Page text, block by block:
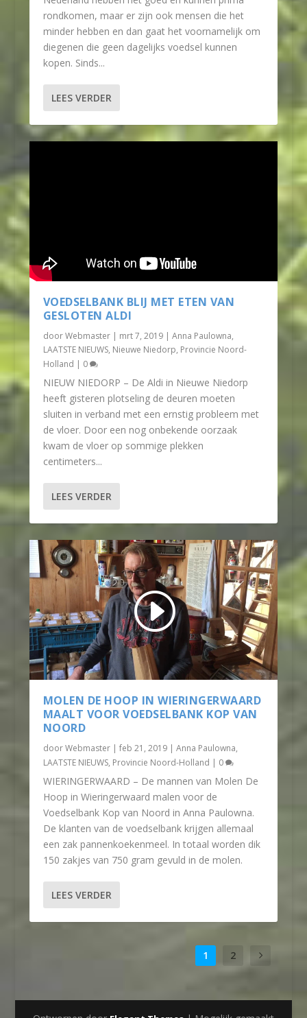
rondkomen, maar er zijn ook mensen die het
minder hebben en dan gaat het voornamelijk om
diegenen die geen dagelijks voedsel kunnen
kopen. Sinds...
LEES VERDER
VOEDSELBANK BLIJ MET ETEN VAN
GESLOTEN ALDI
doorWebmaster| mrt 7, 2019| Anna Paulowna,
LAATSTE NIEUWS, Nieuwe Niedorp, Provincie Noord-
Holland | 0
NIEUW NIEDORP – De Aldi in Nieuwe Niedorp
heeft gisteren plotseling de deuren moeten
sluiten in verband met een ernstig probleem met
de vloer. Door een nog onbekende oorzaak
kwam de vloer op sommige plekken
centimeters...
LEES VERDER
MOLEN DE HOOP IN WIERINGERWAARD
MAALT VOOR VOEDSELBANK KOP VAN
NOORD
doorWebmaster| feb 21, 2019| Anna Paulowna,
LAATSTE NIEUWS, Provincie Noord-Holland | 0
WIERINGERWAARD – De mannen van Molen De
Hoop in Wieringerwaard malen voor de
Voedselbank Kop van Noord in Anna Paulowna.
De klanten van de voedselbank krijgen allemaal
een zak pannenkoekenmeel. In totaal worden dik
150 zakjes van 750 gram gevuld in de molen.
LEES VERDER
1 2